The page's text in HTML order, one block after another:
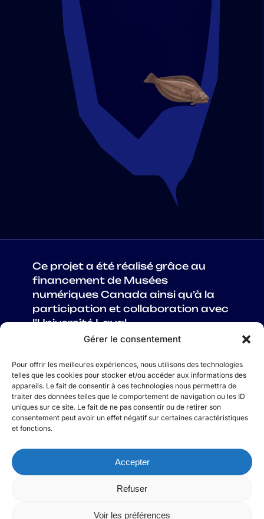
Gérer le consentement
Pour offrir les meilleures expériences, nous utilisons des technologies
telles que les cookies pour stocker et/ou accéder aux informations des
appareils. Le fait de consentir à ces technologies nous permettra de
traiter des données telles que le comportement de navigation ou les ID
uniques sur ce site. Le fait de ne pas consentir ou de retirer son
consentement peut avoir un effet négatif sur certaines caractéristiques
et fonctions.
Accepter
Refuser
Voir les préférences
Ce projet a été réalisé grâce au
financement de Musées
numériques Canada ainsi qu’à la
participation et collaboration avec
l’Université Laval.
À PROPOS
CRÉDITS
NOUS JOINDRE
TESTE TES
RESSOURCES
© 2025 De l’eau à la bouche